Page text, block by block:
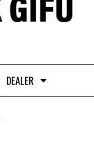
DEALER